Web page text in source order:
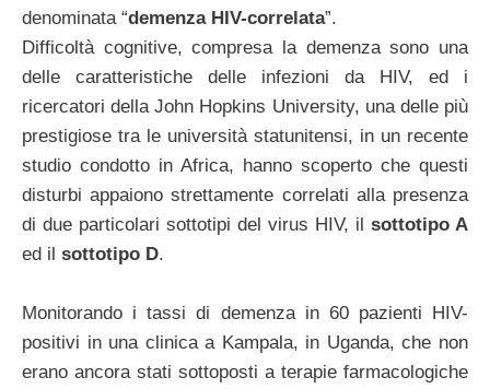
denominata “demenza HIV-correlata”.
Difficoltà cognitive, compresa la demenza sono una
delle caratteristiche delle infezioni da HIV, ed i
ricercatori della John Hopkins University, una delle più
prestigiose tra le università statunitensi, in un recente
studio condotto in Africa, hanno scoperto che questi
disturbi appaiono strettamente correlati alla presenza
di due particolari sottotipi del virus HIV, il sottotipo A
ed il sottotipo D.
Monitorando i tassi di demenza in 60 pazienti HIV-
positivi in una clinica a Kampala, in Uganda, che non
erano ancora stati sottoposti a terapie farmacologiche